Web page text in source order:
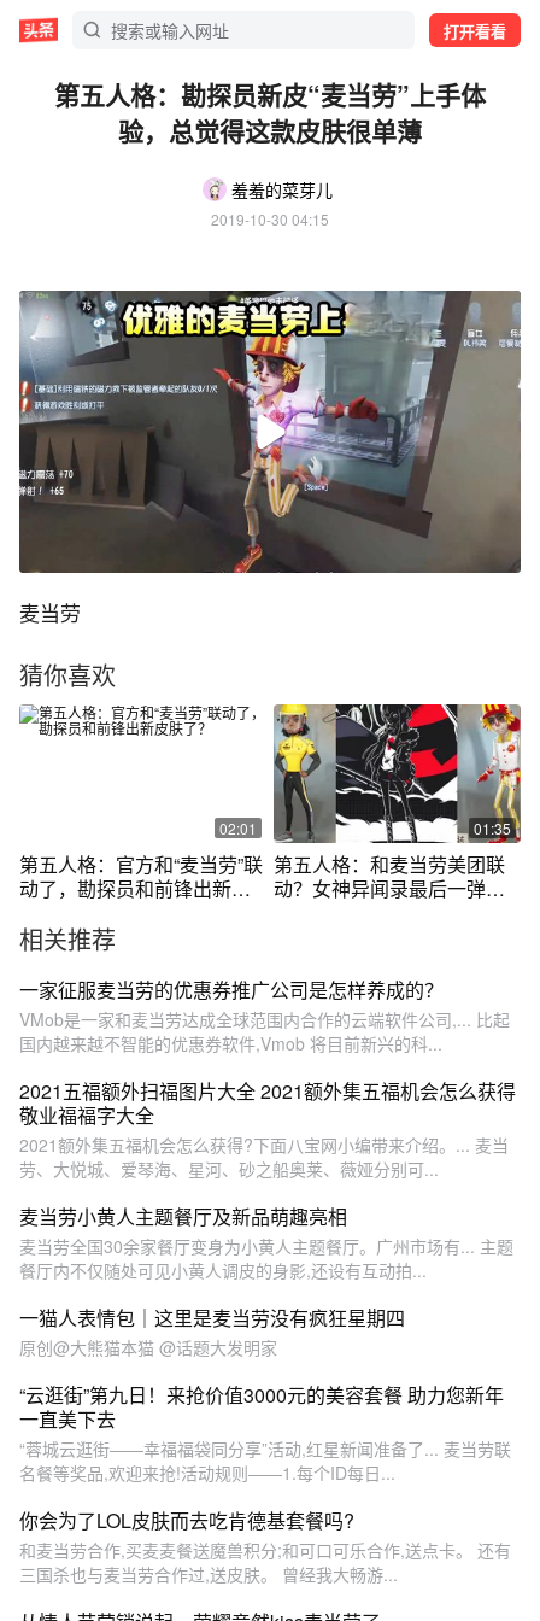
打开看看
第五人格：勘探员新皮“麦当劳”上手体
验，总觉得这款皮肤很单薄
羞羞的菜芽儿
2019-10-30 04:15
麦当劳
猜你喜欢
02:01
第五人格：官方和“麦当劳”联
动了，勘探员和前锋出新皮
01:35
第五人格：和麦当劳美团联
动？女神异闻录最后一弹是
相关推荐
一家征服麦当劳的优惠券推广公司是怎样养成的？
VMob是一家和麦当劳达成全球范围内合作的云端软件公司,... 比起
国内越来越不智能的优惠券软件,Vmob 将目前新兴的科...
2021五福额外扫福图片大全 2021额外集五福机会怎么获得
敬业福福字大全
2021额外集五福机会怎么获得?下面八宝网小编带来介绍。... 麦当
劳、大悦城、爱琴海、星河、砂之船奥莱、薇娅分别可...
麦当劳小黄人主题餐厅及新品萌趣亮相
麦当劳全国30余家餐厅变身为小黄人主题餐厅。广州市场有... 主题
餐厅内不仅随处可见小黄人调皮的身影,还设有互动拍...
一猫人表情包｜这里是麦当劳没有疯狂星期四
原创@大熊猫本猫 @话题大发明家
“云逛街”第九日！来抢价值3000元的美容套餐 助力您新年
一直美下去
“蓉城云逛街——幸福福袋同分享”活动,红星新闻准备了... 麦当劳联
名餐等奖品,欢迎来抢!活动规则——1.每个ID每日...
你会为了LOL皮肤而去吃肯德基套餐吗?
和麦当劳合作,买麦麦餐送魔兽积分;和可口可乐合作,送点卡。 还有
三国杀也与麦当劳合作过,送皮肤。 曾经我大畅游...